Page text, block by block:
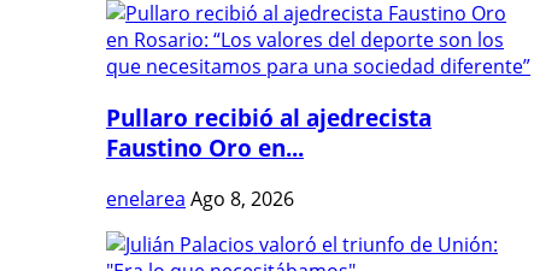
Pullaro recibió al ajedrecista
Faustino Oro en...
enelarea Ago 8, 2026